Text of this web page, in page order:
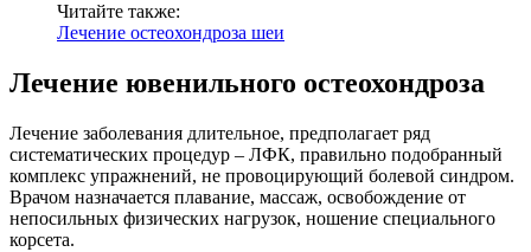
Читайте также:
Лечение остеохондроза шеи
Лечение ювенильного остеохондроза
Лечение заболевания длительное, предполагает ряд
систематических процедур – ЛФК, правильно подобранный
комплекс упражнений, не провоцирующий болевой синдром.
Врачом назначается плавание, массаж, освобождение от
непосильных физических нагрузок, ношение специального
корсета.